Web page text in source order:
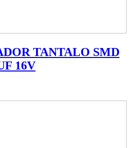
TANTALO SMD
16V